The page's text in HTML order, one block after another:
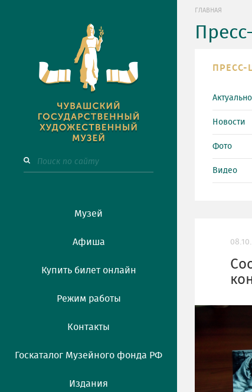
Музей
Афиша
Купить билет онлайн
Режим работы
Контакты
Госкаталог Музейного фонда РФ
Издания
ГЛАВНАЯ
ПРЕСС-
Актуально
Новости
Фото
Видео